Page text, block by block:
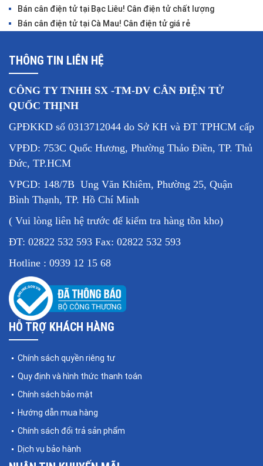
Bán cân điện tử tại Bạc Liêu! Cân điện tử chất lượng
Bán cân điện tử tại Cà Mau! Cân điện tử giá rẻ
THÔNG TIN LIÊN HỆ
CÔNG TY TNHH SX -TM-DV CÂN ĐIỆN TỬ
QUỐC THỊNH
GPĐKKD số 0313712044 do Sở KH và ĐT TPHCM cấp
VPĐD: 753C Quốc Hương, Phường Thảo Điền, TP. Thủ
Đức, TP.HCM
VPGD: 148/7B Ung Văn Khiêm, Phường 25, Quận
Bình Thạnh, TP. Hồ Chí Minh
( Vui lòng liên hệ trước để kiểm tra hàng tồn kho)
ĐT: 02822 532 593 Fax: 02822 532 593
Hotline : 0939 12 15 68
HỖ TRỢ KHÁCH HÀNG
Chính sách quyền riêng tư
Quy định và hình thức thanh toán
Chính sách bảo mật
Hướng dẫn mua hàng
Chính sách đổi trả sản phẩm
Dịch vụ bảo hành